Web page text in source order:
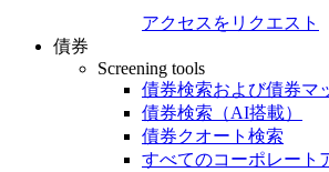
アクセスをリクエスト
債券
Screening tools
債券検索および債券マ
債券検索（AI搭載）
債券クオート検索
すべてのコーポレート